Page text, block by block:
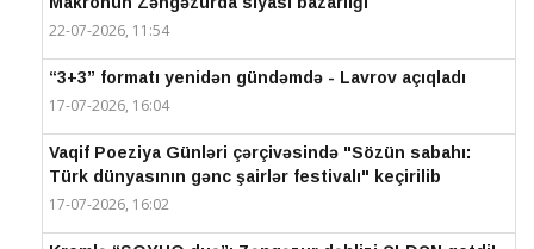
22-07-2026, 11:54
“3+3” formatı yenidən gündəmdə - Lavrov açıqladı
17-07-2026, 16:04
Vaqif Poeziya Günləri çərçivəsində "Sözün sabahı:
Türk dünyasının gənc şairlər festivalı" keçirilib
17-07-2026, 16:02